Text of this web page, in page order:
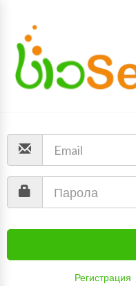
Регистрация